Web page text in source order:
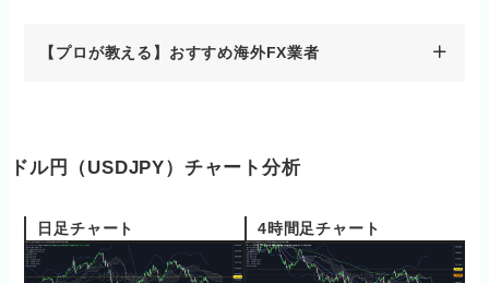
【プロが教える】おすすめ海外FX業者
ドル円（USDJPY）チャート分析
日足チャート 4時間足チャート